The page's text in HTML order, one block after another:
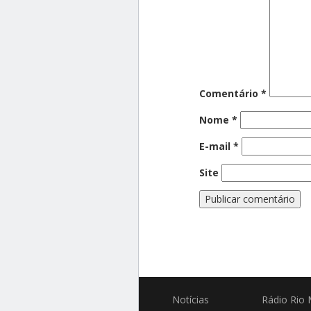
Comentário *
Nome *
E-mail *
Site
Notícias Rádio Rio